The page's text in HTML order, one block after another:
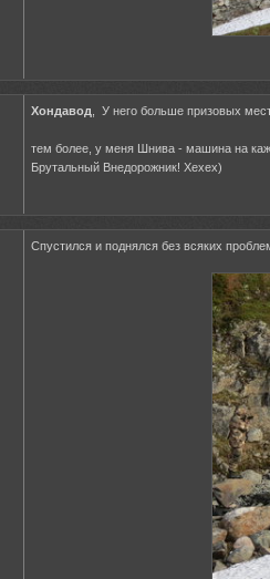
Хондавод , У него больше призовых
тем более, у меня Шнива - машина на
Брутальный Внедорожник! Хехех)
Спустился и поднялся без всяких